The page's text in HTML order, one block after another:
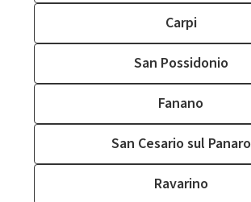
Carpi
San Possidonio
Fanano
San Cesario sul Panaro
Ravarino